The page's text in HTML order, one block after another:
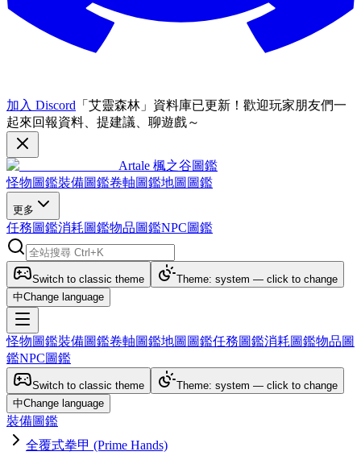
加入 Discord 「艾靈森林」資料庫已更新！歡迎玩家朋友們一
起來回報資料、提建議、聊遊戲～
Artale 楓之谷圖鑑
怪物圖鑑裝備圖鑑卷軸圖鑑地圖圖鑑
更多
任務圖鑑消耗圖鑑物品圖鑑NPC圖鑑
Switch to classic theme
Theme: system — click to change
中Change language
怪物圖鑑裝備圖鑑卷軸圖鑑地圖圖鑑任務圖鑑消耗圖鑑物品圖
鑑NPC圖鑑
Switch to classic theme
Theme: system — click to change
中Change language
裝備圖鑑
全覆式拳甲 (Prime Hands)